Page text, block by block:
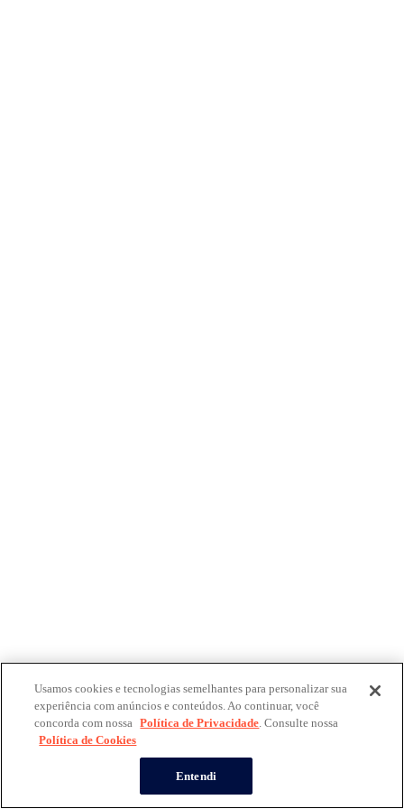
Usamos cookies e tecnologias semelhantes para personalizar sua
experiência com anúncios e conteúdos. Ao continuar, você
concorda com nossa Política de Privacidade. Consulte nossa
Política de Cookies
Entendi